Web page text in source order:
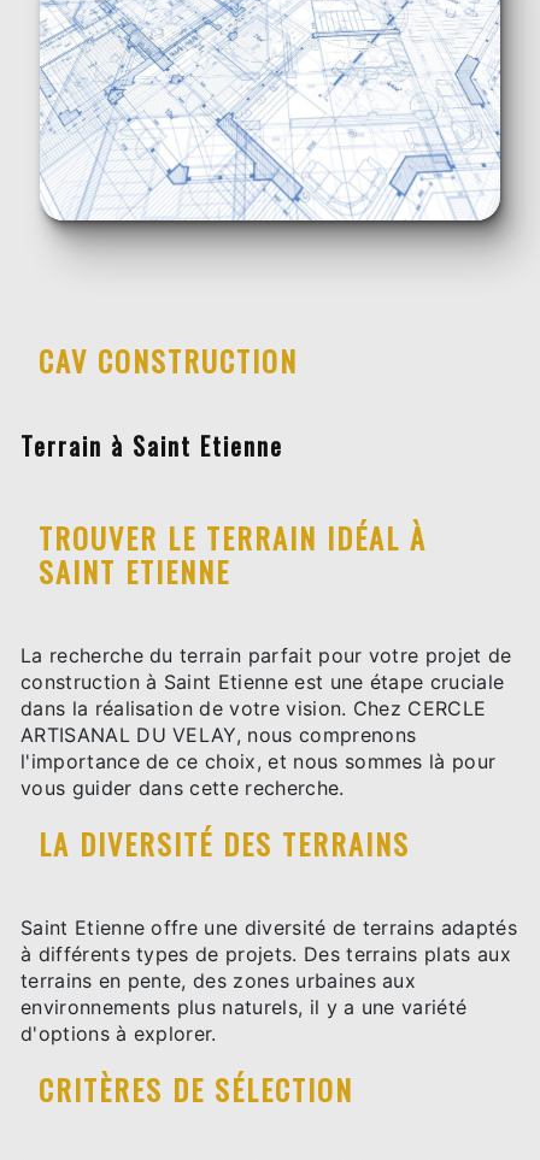
CAV CONSTRUCTION
Terrain à Saint Etienne
TROUVER LE TERRAIN IDÉAL À
SAINT ETIENNE
La recherche du terrain parfait pour votre projet de
construction à Saint Etienne est une étape cruciale
dans la réalisation de votre vision. Chez CERCLE
ARTISANAL DU VELAY, nous comprenons
l'importance de ce choix, et nous sommes là pour
vous guider dans cette recherche.
LA DIVERSITÉ DES TERRAINS
Saint Etienne offre une diversité de terrains adaptés
à différents types de projets. Des terrains plats aux
terrains en pente, des zones urbaines aux
environnements plus naturels, il y a une variété
d'options à explorer.
CRITÈRES DE SÉLECTION